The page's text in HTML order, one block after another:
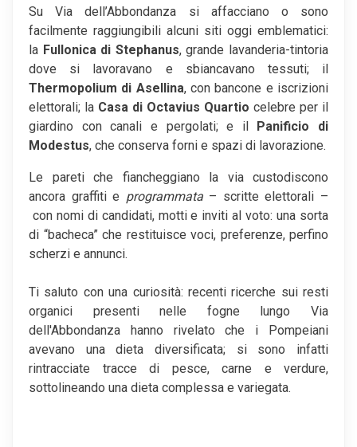
Su Via dell’Abbondanza si affacciano o sono
facilmente raggiungibili alcuni siti oggi emblematici:
la Fullonica di Stephanus, grande lavanderia-tintoria
dove si lavoravano e sbiancavano tessuti; il
Thermopolium di Asellina, con bancone e iscrizioni
elettorali; la Casa di Octavius Quartio celebre per il
giardino con canali e pergolati; e il Panificio di
Modestus, che conserva forni e spazi di lavorazione.
Le pareti che fiancheggiano la via custodiscono
ancora graffiti e programmata– scritte elettorali –
con nomi di candidati, motti e inviti al voto: una sorta
di “bacheca” che restituisce voci, preferenze, perfino
scherzi e annunci.
Ti saluto con una curiosità: recenti ricerche sui resti
organici presenti nelle fogne lungo Via
dell'Abbondanza hanno rivelato che i Pompeiani
avevano una dieta diversificata; si sono infatti
rintracciate tracce di pesce, carne e verdure,
sottolineando una dieta complessa e variegata.